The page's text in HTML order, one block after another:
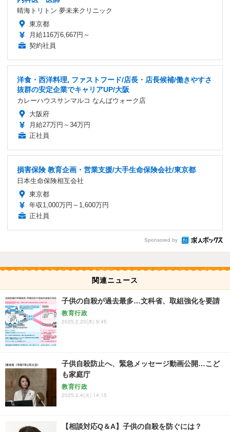
晴海トリトン 夢未来クリニック
東京都
月給116万6,667円～
契約社員
洋食・西洋料理, ファストフード/店長・店長候補/働きやすさ
抜群の安定企業でキャリアUP/大阪
カレーハウスサンマルコ なんばウォーク店
大阪府
月給27万円～34万円
正社員
損害保険 教育企画・営業支援/大手生命保険会社/東京都
日本生命保険相互会社
東京都
年収1,000万円～1,600万円
正社員
Sponsored by
関連ニュース
子供の自殺が過去最多…文科省、取組強化を要請
教育行政
2025.2.20(木) 9:45
子供自殺防止へ、緊急メッセージ動画公開…こど
も家庭庁
教育行政
2025.2.4(火) 14:15
【相談対応Q＆A】子供の自殺を防ぐには？